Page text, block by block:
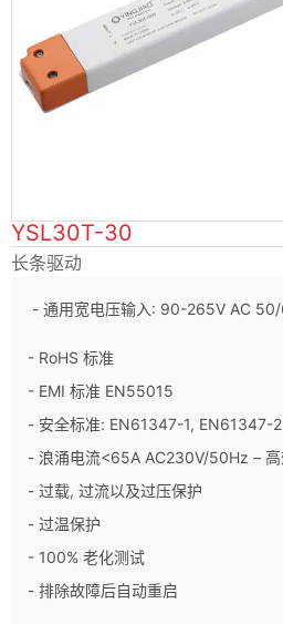
YSL30T-30
长条驱动
- 通用宽电压输入: 90-265V AC
- RoHS 标准
- EMI 标准 EN55015
- 安全标准: EN61347-1, EN61347-
- 浪涌电流<65A AC230V/50Hz –
- 过载, 过流以及过压保护
- 过温保护
- 100% 老化测试
- 排除故障后自动重启